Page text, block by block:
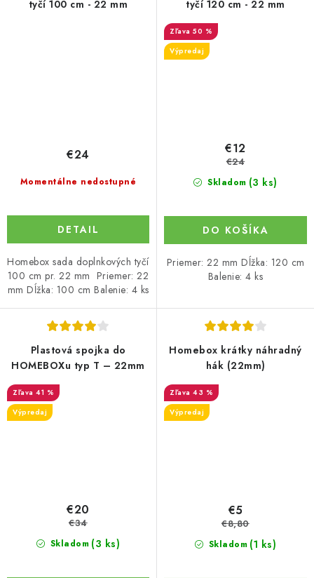
tyčí 100 cm - 22 mm
Momentálne nedostupné
€24
DETAIL
Homebox sada doplnkových tyčí
100 cm pr. 22 mm Priemer: 22
mm Dĺžka: 100 cm Balenie: 4 ks
tyčí 120 cm - 22 mm
50 %
Výpredaj
Skladom (3 ks)
€12
€24
DO KOŠÍKA
Priemer: 22 mm Dĺžka: 120 cm
Balenie: 4 ks
Plastová spojka do
HOMEBOXu typ T – 22mm
41 %
Výpredaj
Skladom (3 ks)
€20
€34
Homebox krátky náhradný
hák (22mm)
43 %
Výpredaj
Skladom (1 ks)
€5
€8,80